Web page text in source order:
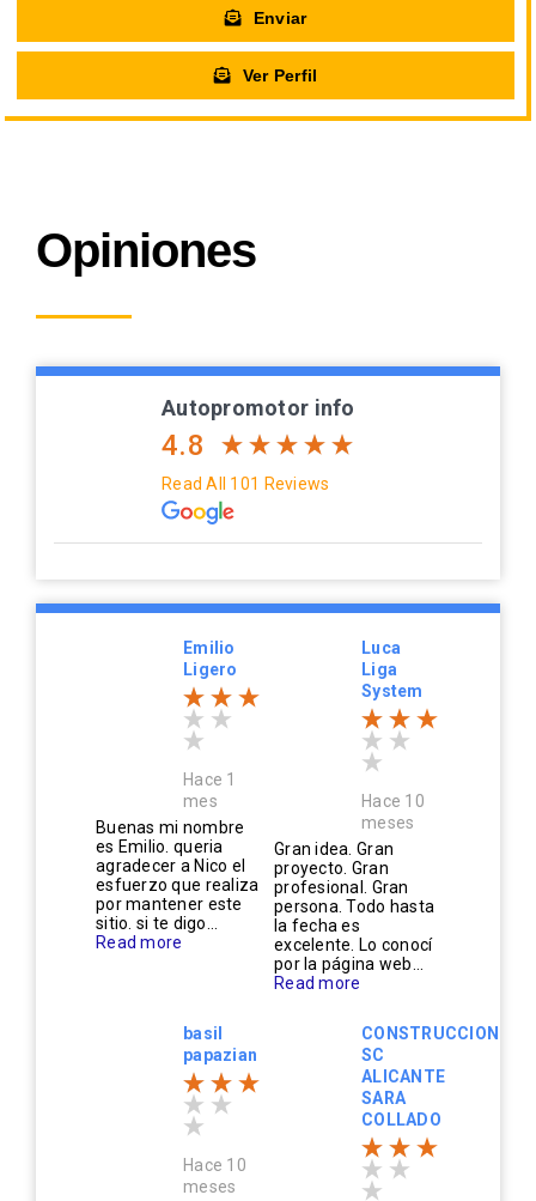
Enviar
Ver Perfil
Opiniones
Autopromotor info
4.8
Read All 101 Reviews
Emilio
Ligero
Hace 1
mes
Buenas mi nombre
es Emilio. queria
agradecer a Nico el
esfuerzo que realiza
por mantener este
sitio. si te digo...
Read more
Luca
Liga
System
Hace 10
meses
Gran idea. Gran
proyecto. Gran
profesional. Gran
persona. Todo hasta
la fecha es
excelente. Lo conocí
por la página web...
Read more
basil
papazian
Hace 10
meses
CONSTRUCCIONES
SC
ALICANTE
SARA
COLLADO